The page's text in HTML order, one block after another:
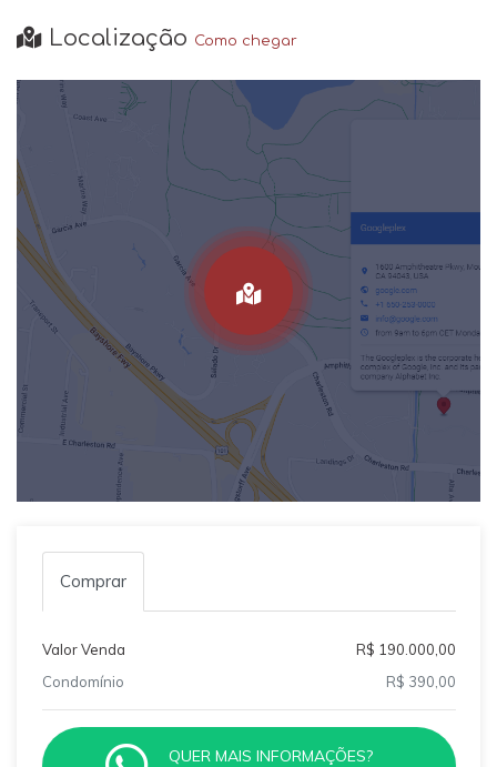
Localização Como chegar
Comprar
Valor Venda
R$ 190.000,00
Condomínio
R$ 390,00
QUER MAIS INFORMAÇÕES?